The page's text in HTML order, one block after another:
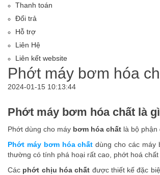
Thanh toán
Đổi trả
Hỗ trợ
Liên Hệ
Liên kết website
Phớt máy bơm hóa
2024-01-15 10:13:44
Phớt máy bơm hóa chất là
Phớt dùng cho máy bơm hóa chất là bộ
Phớt máy bơm hóa chất dùng cho các máy
thường có tính phá hoại rất cao, phớt hoá
Các phớt chịu hóa chất được thiết kế đặc